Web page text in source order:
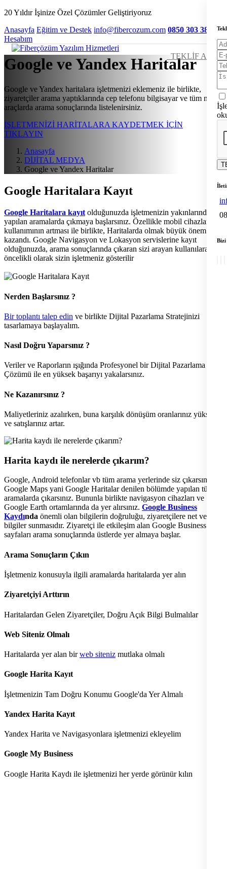
20 Yıldır İşinize Özel Çözümler Geliştiriyoruz
Anasayfa Eğitim ve Destek info@fibercozum.com 0850 303 3800
Hesabım
TEKLİF AL
Bizi
Google ve Yandex Haritalar
Google ve Yandex haritalara işletmenizi eklemeniz ile birlikte,
ziyaretçiler arama yaptıklarında cep telefonu bilgisayar ve tüm mobil
araçlarda arama sonuçlarında listelenirsiniz.
İŞLETMENİZİ HARİTALARA KAYDETMEK İÇİN
TIKLAYIN
Anasayfa
DİJİTAL MEDYA
Google ve Yandex Haritalar
Google Haritalara Kayıt
Google Haritalara kayıt olduğunuzda işletmenizin yakınlarında
yapılan aramalarda çıkmaya başlarsınız. Özellikle mobil cihazların
kullanımının artması ile birlikte, Haritalarda olmak büyük önem
kazandı. Google Navigasyon ve Lokasyon servislerine kayıt
olduğunuzda, arama sonuçlarında çıkaran sizi arayan kullanılara
öncelikli olarak sizin işletmeniz gösterilir
Nerden Başlarsınız ?
Bir toplantı talep edin ve birlikte Dijital Pazarlama Stratejinizi
tasarlamaya başlayalım.
Nasıl Doğru Yaparsınız ?
Veriler ve Raporların ışığında Profesyonel bir Dijital Pazarlama
Çözümü ile en yüksek başarıyı yakalarsınız.
Ne Kazanırsınız ?
Maliyetleriniz azalırken, buna karşılık dönüşüm oranlarınız yükselir
ve satışlarınız artar.
Harita kaydı ile nerelerde çıkarım?
Google, Android telefonlar vb tüm arama yerlerinde siz çıkarsınız.
Google Maps yani Google Haritalar denilen bölümde yapılan tüm
aramalarda çıkarsınız. Bununla birlikte navigasyon cihazları ve
Google Earth ortamlarında da yer alırsınız. Google Business
Kaydında önemli olan bilgilerin doğruluğu, ziyaretçilere net ve açık
bilgiler sunmasıdır. Ziyaretçi ile etkileşim alan Google Business
sayfaları arama sonuçlarında üstlerde yer almaya başlar.
Arama Sonuçların Çıkın
İşletmeniz konusuyla ilgili aramalarda haritalarda yer alın
Ziyaretçiyi Arttırın
Haritalardan Gelen Ziyaretçiler, Doğru Açık Bilgi Bulmalılar
Web Siteniz Olmalı
Haritalarda yer alan birweb siteniz mutlaka olmalı
Google Harita Kayıt
İşletmenizin Tam Doğru Konumu Google'da Yer Almalı
Yandex Harita Kayıt
Yandex Harita ve Navigasyonlara işletmenizi ekleyelim
Google My Business
Google Harita Kaydı ile işletmenizi her yerde görünür kılın